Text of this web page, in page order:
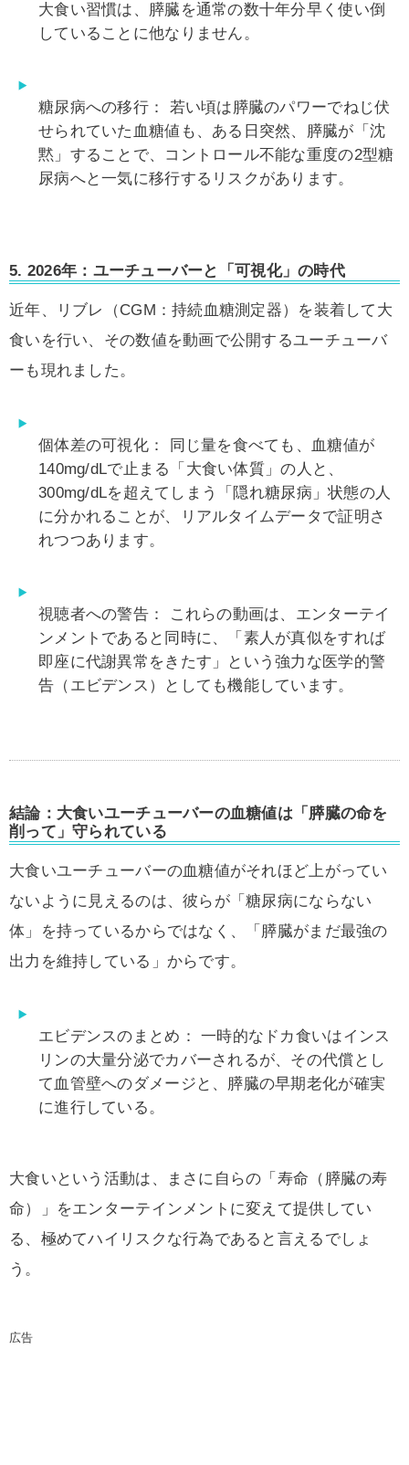
大食い習慣は、 膵臓を通常の数十年分早く使い倒
している ことに他なりません。
糖尿病への移行：
若い頃は膵臓のパワーでねじ伏
せられていた血糖値も、ある日突然、膵臓が「沈
黙」することで、コントロール不能な重度の2型糖
尿病へと一気に移行するリスクがあります。
5. 2026年：ユーチューバーと「可視化」の時代
近年、リブレ（CGM：持続血糖測定器）を装着して大
食いを行い、その数値を動画で公開するユーチューバ
ーも現れました。
個体差の可視化：
同じ量を食べても、血糖値が
140mg/dLで止まる「大食い体質」の人と、
300mg/dLを超えてしまう「隠れ糖尿病」状態の人
に分かれることが、リアルタイムデータで証明さ
れつつあります。
視聴者への警告：
これらの動画は、エンターテイ
ンメントであると同時に、「素人が真似をすれば
即座に代謝異常をきたす」という強力な医学的警
告（エビデンス）としても機能しています。
結論：大食いユーチューバーの血糖値は「膵臓の命を
削って」守られている
大食いユーチューバーの血糖値がそれほど上がってい
ないように見えるのは、彼らが「糖尿病にならない
体」を持っているからではなく、「膵臓がまだ最強の
出力を維持している」からです。
エビデンスのまとめ：
一時的なドカ食いはインス
リンの大量分泌でカバーされるが、その代償とし
て血管壁へのダメージと、膵臓の早期老化が確実
に進行している。
大食いという活動は、まさに自らの「寿命（膵臓の寿
命）」をエンターテインメントに変えて提供してい
る、極めてハイリスクな行為であると言えるでしょ
う。
広告